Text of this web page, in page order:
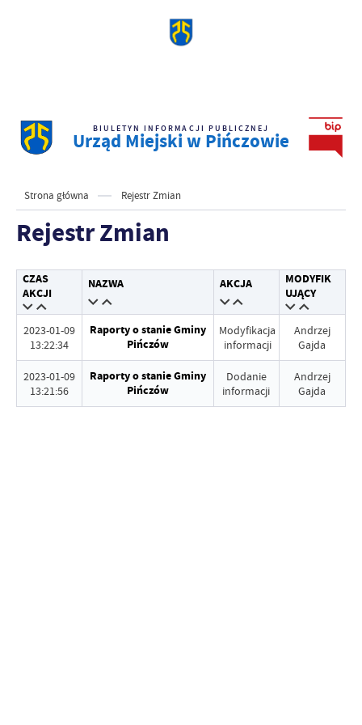
BIULETYN INFORMACJI PUBLICZNEJ
Urząd Miejski w Pińczowie
Strona główna Rejestr Zmian
Rejestr Zmian
CZAS
AKCJI
NAZWA AKCJA
MODYFIK
UJĄCY
2023-01-09
13:22:34
Raporty o stanie Gminy
Pińczów
Modyfikacja
informacji
Andrzej
Gajda
2023-01-09
13:21:56
Raporty o stanie Gminy
Pińczów
Dodanie
informacji
Andrzej
Gajda